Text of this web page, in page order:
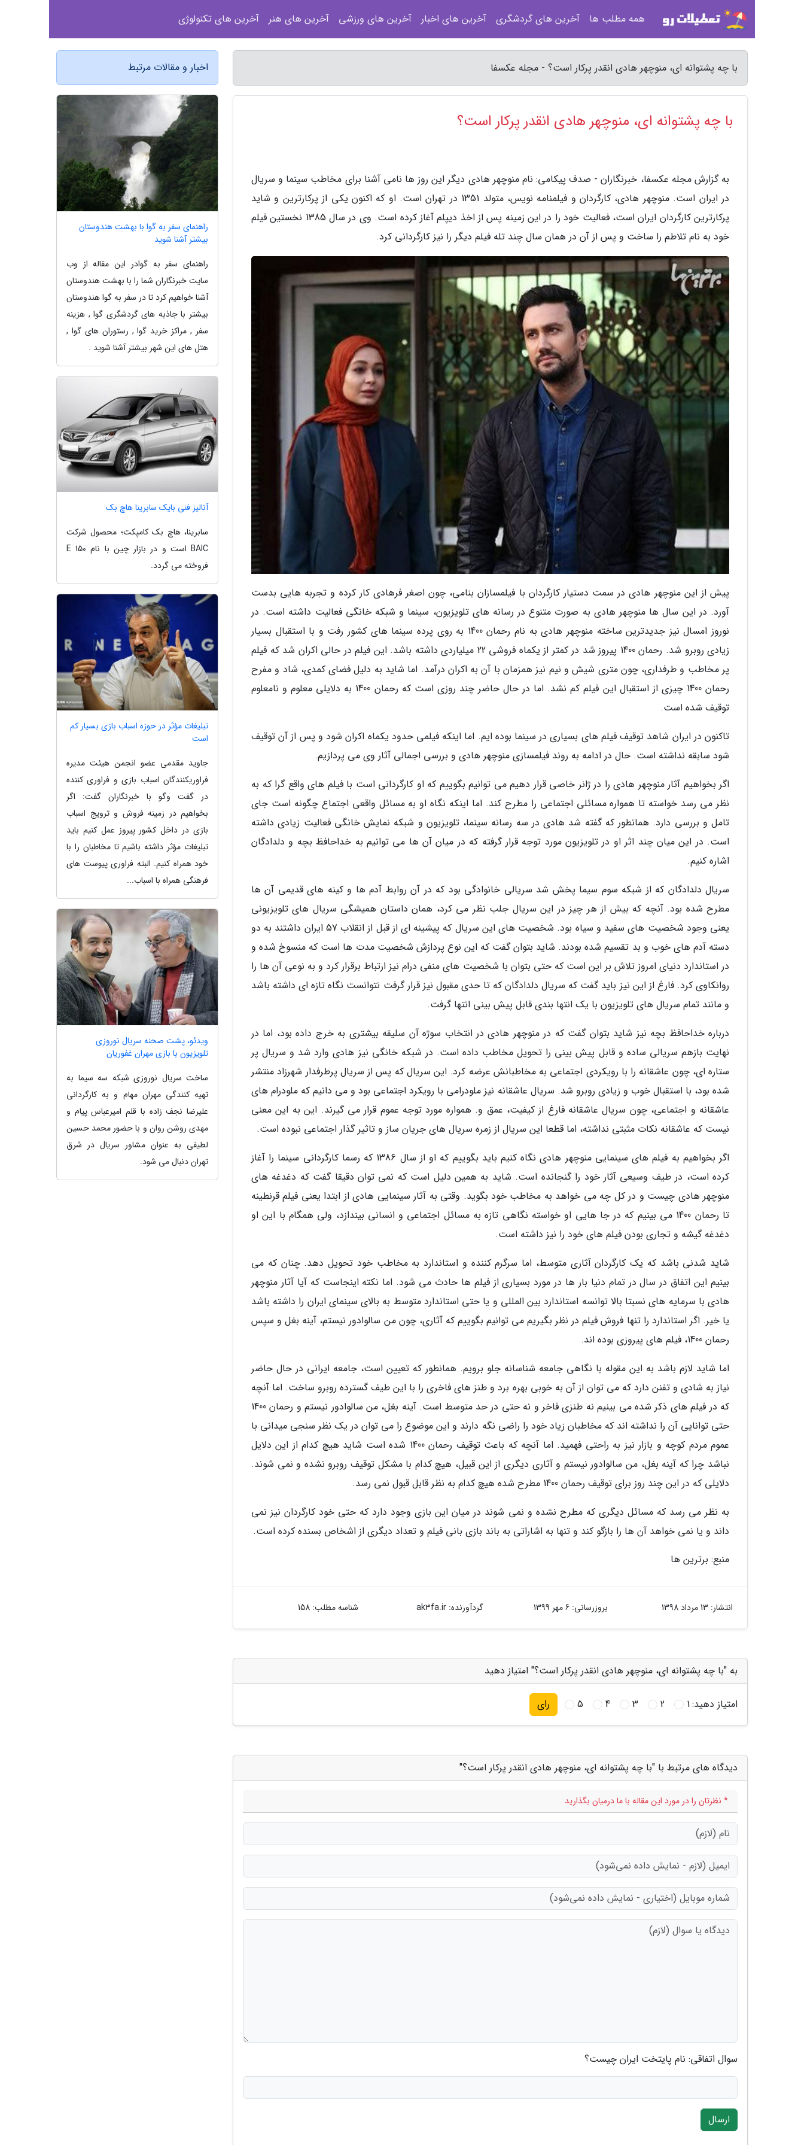
با چه پشتوانه ای، منوچهر هادی انقدر پرکار است؟ - مجله عکسفا
با چه پشتوانه ای، منوچهر هادی انقدر پرکار است؟
به گزارش مجله عکسفا، خبرنگاران - صدف پیکامی: نام منوچهر هادی دیگر این روز ها نامی آشنا برای مخاطب سینما و سریال
در ایران است. منوچهر هادی، کارگردان و فیلمنامه نویس، متولد 1351 در تهران است. او که اکنون یکی از پرکارترین و شاید
پرکارترین کارگردان ایران است، فعالیت خود را در این زمینه پس از اخذ دیپلم آغاز کرده است. وی در سال 1385 نخستین فیلم
خود به نام تلاطم را ساخت و پس از آن در همان سال چند تله فیلم دیگر را نیز کارگردانی کرد.
پیش از این منوچهر هادی در سمت دستیار کارگردان با فیلمسازان بنامی، چون اصغر فرهادی کار کرده و تجربه هایی بدست
آورد. در این سال ها منوچهر هادی به صورت متنوع در رسانه های تلویزیون، سینما و شبکه خانگی فعالیت داشته است. در
نوروز امسال نیز جدیدترین ساخته منوچهر هادی به نام رحمان 1400 به روی پرده سینما های کشور رفت و با استقبال بسیار
زیادی روبرو شد. رحمان 1400 پیروز شد در کمتر از یکماه فروشی 22 میلیاردی داشته باشد. این فیلم در حالی اکران شد که فیلم
پر مخاطب و طرفداری، چون متری شیش و نیم نیز همزمان با آن به اکران درآمد. اما شاید به دلیل فضای کمدی، شاد و مفرح
رحمان 1400 چیزی از استقبال این فیلم کم نشد. اما در حال حاضر چند روزی است که رحمان 1400 به دلایلی معلوم و نامعلوم
توقیف شده است.
تاکنون در ایران شاهد توقیف فیلم های بسیاری در سینما بوده ایم. اما اینکه فیلمی حدود یکماه اکران شود و پس از آن توقیف
شود سابقه نداشته است. حال در ادامه به روند فیلمسازی منوچهر هادی و بررسی اجمالی آثار وی می پردازیم.
اگر بخواهیم آثار منوچهر هادی را در ژانر خاصی قرار دهیم می توانیم بگوییم که او کارگردانی است با فیلم های واقع گرا که به
نظر می رسد خواسته تا همواره مسائلی اجتماعی را مطرح کند. اما اینکه نگاه او به مسائل واقعی اجتماع چگونه است جای
تامل و بررسی دارد. همانطور که گفته شد هادی در سه رسانه سینما، تلویزیون و شبکه نمایش خانگی فعالیت زیادی داشته
است. در این میان چند اثر او در تلویزیون مورد توجه قرار گرفته که در میان آن ها می توانیم به خداحافظ بچه و دلدادگان
اشاره کنیم.
سریال دلدادگان که از شبکه سوم سیما پخش شد سریالی خانوادگی بود که در آن روابط آدم ها و کینه های قدیمی آن ها
مطرح شده بود. آنچه که بیش از هر چیز در این سریال جلب نظر می کرد، همان داستان همیشگی سریال های تلویزیونی
یعنی وجود شخصیت های سفید و سیاه بود. شخصیت های این سریال که پیشینه ای از قبل از انقلاب 57 ایران داشتند به دو
دسته آدم های خوب و بد تقسیم شده بودند. شاید بتوان گفت که این نوع پردازش شخصیت مدت ها است که منسوخ شده و
در استاندارد دنیای امروز تلاش بر این است که حتی بتوان با شخصیت های منفی درام نیز ارتباط برقرار کرد و به نوعی آن ها را
روانکاوی کرد. فارغ از این نیز باید گفت که سریال دلدادگان که تا حدی مقبول نیز قرار گرفت نتوانست نگاه تازه ای داشته باشد
و مانند تمام سریال های تلویزیون با یک انتها بندی قابل پیش بینی انتها گرفت.
درباره خداحافظ بچه نیز شاید بتوان گفت که در منوچهر هادی در انتخاب سوژه آن سلیقه بیشتری به خرج داده بود، اما در
نهایت بازهم سریالی ساده و قابل پیش بینی را تحویل مخاطب داده است. در شبکه خانگی نیز هادی وارد شد و سریال پر
ستاره ای، چون عاشقانه را با رویکردی اجتماعی به مخاطبانش عرضه کرد. این سریال که پس از سریال پرطرفدار شهرزاد منتشر
شده بود، با استقبال خوب و زیادی روبرو شد. سریال عاشقانه نیز ملودرامی با رویکرد اجتماعی بود و می دانیم که ملودرام های
عاشقانه و اجتماعی، چون سریال عاشقانه فارغ از کیفیت، عمق و. همواره مورد توجه عموم قرار می گیرند. این به این معنی
نیست که عاشقانه نکات مثبتی نداشته، اما قطعا این سریال از زمره سریال های جریان ساز و تاثیر گذار اجتماعی نبوده است.
اگر بخواهیم به فیلم های سینمایی منوچهر هادی نگاه کنیم باید بگوییم که او از سال 1386 که رسما کارگردانی سینما را آغاز
کرده است، در طیف وسیعی آثار خود را گنجانده است. شاید به همین دلیل است که نمی توان دقیقا گفت که دغدغه های
منوچهر هادی چیست و در کل چه می خواهد به مخاطب خود بگوید. وقتی به آثار سینمایی هادی از ابتدا یعنی فیلم قرنطینه
تا رحمان 1400 می بینیم که در جا هایی او خواسته نگاهی تازه به مسائل اجتماعی و انسانی بیندازد، ولی همگام با این او
دغدغه گیشه و تجاری بودن فیلم های خود را نیز داشته است.
شاید شدنی باشد که یک کارگردان آثاری متوسط، اما سرگرم کننده و استاندارد به مخاطب خود تحویل دهد. چنان که می
بینیم این اتفاق در سال در تمام دنیا بار ها در مورد بسیاری از فیلم ها حادث می شود. اما نکته اینجاست که آیا آثار منوچهر
هادی با سرمایه های نسبتا بالا توانسه استاندارد بین المللی و یا حتی استاندارد متوسط به بالای سینمای ایران را داشته باشد
یا خیر. اگر استاندارد را تنها فروش فیلم در نظر بگیریم می توانیم بگوییم که آثاری، چون من سالوادور نیستم، آینه بغل و سپس
رحمان 1400، فیلم های پیروزی بوده اند.
اما شاید لازم باشد به این مقوله با نگاهی جامعه شناسانه جلو برویم. همانطور که تعیین است، جامعه ایرانی در حال حاضر
نیاز به شادی و تفنن دارد که می توان از آن به خوبی بهره برد و طنز های فاخری را با این طیف گسترده روبرو ساخت. اما آنچه
که در فیلم های ذکر شده می بینیم نه طنزی فاخر و نه حتی در حد متوسط است. آینه بغل، من سالوادور نیستم و رحمان 1400
حتی توانایی آن را نداشته اند که مخاطبان زیاد خود را راضی نگه دارند و این موضوع را می توان در یک نظر سنجی میدانی با
عموم مردم کوچه و بازار نیز به راحتی فهمید. اما آنچه که باعث توقیف رحمان 1400 شده است شاید هیچ کدام از این دلایل
نباشد چرا که آینه بغل، من سالوادور نیستم و آثاری دیگری از این قبیل، هیچ کدام با مشکل توقیف روبرو نشده و نمی شوند.
دلایلی که در این چند روز برای توقیف رحمان 1400 مطرح شده هیچ کدام به نظر قابل قبول نمی رسد.
به نظر می رسد که مسائل دیگری که مطرح نشده و نمی شوند در میان این بازی وجود دارد که حتی خود کارگردان نیز نمی
داند و یا نمی خواهد آن ها را بازگو کند و تنها به اشاراتی به باند بازی بانی فیلم و تعداد دیگری از اشخاص بسنده کرده است.
منبع: برترین ها
انتشار: 13 مرداد 1398 بروزرسانی: 6 مهر 1399 گردآورنده:ak3fa.ir شناسه مطلب: 158
به "با چه پشتوانه ای، منوچهر هادی انقدر پرکار است؟" امتیاز دهید
امتیاز دهید:1
2
3
4
5 رای
دیدگاه های مرتبط با "با چه پشتوانه ای، منوچهر هادی انقدر پرکار است؟"
* نظرتان را در مورد این مقاله با ما درمیان بگذارید
سوال اتفاقی: نام پایتخت ایران چیست؟
ارسال
اخبار و مقالات مرتبط
راهنمای سفر به گوا با بهشت هندوستان
بیشتر آشنا شوید
راهنمای سفر به گوادر این مقاله از وب
سایت خبرنگاران شما را با بهشت هندوستان
آشنا خواهیم کرد تا در سفر به گوا هندوستان
بیشتر با جاذبه های گردشگری گوا , هزینه
سفر , مراکز خرید گوا , رستوران های گوا ,
هتل های این شهر بیشتر آشنا شوید .
آنالیز فنی بایک سابرینا هاچ بک
سابرینا، هاچ بک کامپکت؛ محصول شرکت
BAIC است و در بازار چین با نام E 150
فروخته می گردد.
تبلیغات مؤثر در حوزه اسباب بازی بسیار کم
است
جاوید مقدمی عضو انجمن هیئت مدیره
فراوریکنندگان اسباب بازی و فراوری کننده
در گفت وگو با خبرنگاران گفت: اگر
بخواهیم در زمینه فروش و ترویج اسباب
بازی در داخل کشور پیروز عمل کنیم باید
تبلیغات مؤثر داشته باشیم تا مخاطبان را با
خود همراه کنیم. البته فراوری پیوست های
فرهنگی همراه با اسباب...
ویدئو، پشت صحنه سریال نوروزی
تلویزیون با بازی مهران غفوریان
ساخت سریال نوروزی شبکه سه سیما به
تهیه کنندگی مهران مهام و به کارگردانی
علیرضا نجف زاده با قلم امیرعباس پیام و
مهدی روشن روان و با حضور محمد حسین
لطیفی به عنوان مشاور سریال در شرق
تهران دنبال می شود.
همه مطلب ها آخرین های گردشگری آخرین های اخبار آخرین های ورزشی آخرین های هنر آخرین های تکنولوژی